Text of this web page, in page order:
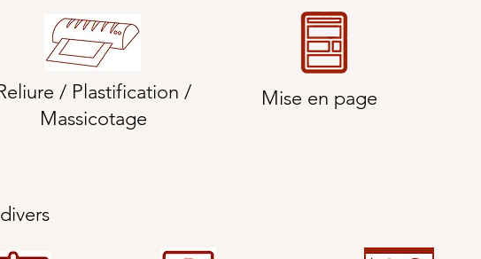
/ Plastification /
Massicotage
Mise en page